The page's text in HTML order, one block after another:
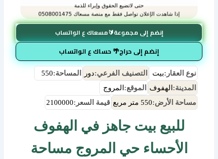
إنضم إلى مجموعة🔰مسعاك ع الواتساب
إنضم إلى حراج🌴 حساك ع الواتساب
نوع العقار:بيت التصنيف الفرعي:دور المساحة:550
المدينة: الهفوف الموقع: المروج
مساحة الأرض:550 متر مربع قيمة السعر:2100000
للبيع بيت جاهز في الهفوف
الأحساء حي المروج مساحة